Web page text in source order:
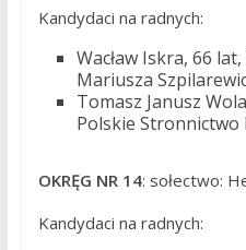
Kandydaci na radnych:
Wacław Iskra, 66
Mariusza
Tomasz Janusz
Polskie Stronnictwo
OKRĘG NR 14: sołectwo:
Kandydaci na radnych: